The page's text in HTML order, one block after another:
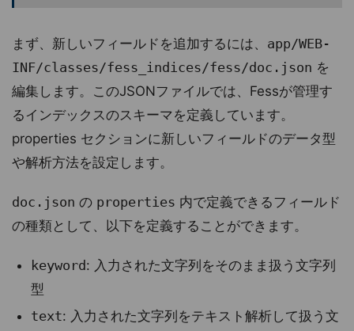
まず、新しいフィールドを追加するには、 app/WEB-
INF/classes/fess_indices/fess/doc.json を
編集します。このJSONファイルでは、Fessが管理す
るインデックスのスキーマを定義しています。
properties セクションに新しいフィールドのデータ型
や解析方法を設定します。
doc.json の properties 内で定義できるフィールド
の種類として、以下を定義することができます。
keyword : 入力された文字列をそのまま扱う文字列
型
text: 入力された文字列をテキスト解析して扱う文